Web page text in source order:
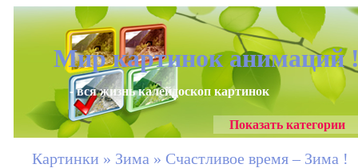
Мир картинок анимаций
- вся жизнь калейдоскоп картинок
Показать категории
Картинки » Зима » Счастливое время – Зима !